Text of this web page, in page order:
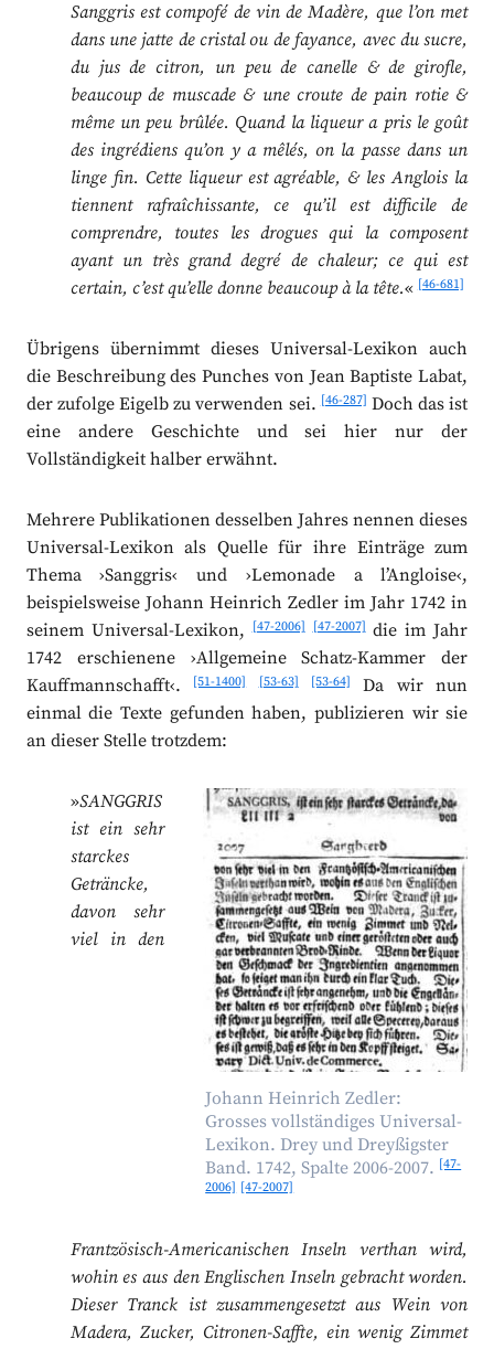
Sanggris est compofé de vin de Madère, que l’on met
dans une jatte de cristal ou de fayance, avec du sucre,
du jus de citron, un peu de canelle & de girofle,
beaucoup de muscade & une croute de pain rotie &
même un peu brûlée. Quand la liqueur a pris le goût
des ingrédiens qu’on y a mêlés, on la passe dans un
linge fin. Cette liqueur est agréable, & les Anglois la
tiennent rafraîchissante, ce qu’il est difficile de
comprendre, toutes les drogues qui la composent
ayant un très grand degré de chaleur; ce qui est
certain, c’est qu’elle donne beaucoup à la tête.«[46-681]
Übrigens übernimmt dieses Universal-Lexikon auch
die Beschreibung des Punches von Jean Baptiste Labat,
der zufolge Eigelb zu verwenden sei.[46-287] Doch das ist
eine andere Geschichte und sei hier nur der
Vollständigkeit halber erwähnt.
Mehrere Publikationen desselben Jahres nennen dieses
Universal-Lexikon als Quelle für ihre Einträge zum
Thema ›Sanggris‹ und ›Lemonade a l’Angloise‹,
beispielsweise Johann Heinrich Zedler im Jahr 1742 in
seinem Universal-Lexikon,[47-2006] [47-2007]die im Jahr
1742 erschienene ›Allgemeine Schatz-Kammer der
Kauffmannschafft‹.
[51-1400] [53-63] [53-64]
Da wir nun
einmal die Texte gefunden haben, publizieren wir sie
an dieser Stelle trotzdem:
Johann Heinrich Zedler:
Grosses vollständiges Universal-
Lexikon. Drey und Dreyßigster
Band. 1742, Spalte 2006-2007. [47-
2006] [47-2007]
»SANGGRIS
ist ein sehr
starckes
Geträncke,
davon sehr
viel in den
Frantzösisch-Americanischen Inseln verthan wird,
wohin es aus den Englischen Inseln gebracht worden.
Dieser Tranck ist zusammengesetzt aus Wein von
Madera, Zucker, Citronen-Saffte, ein wenig Zimmet